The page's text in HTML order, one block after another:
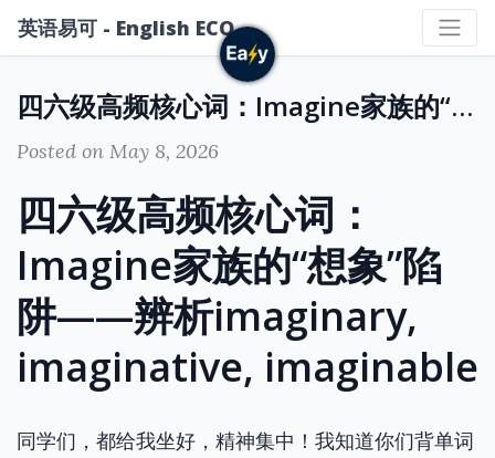
英语易可 - English ECO
四六级高频核心词：Imagine家族的“想象”陷阱——辨析imaginary, imaginative, imaginable
Posted on May 8, 2026
四六级高频核心词：
Imagine家族的“想象”陷
阱——辨析imaginary,
imaginative, imaginable
同学们，都给我坐好，精神集中！我知道你们背单词